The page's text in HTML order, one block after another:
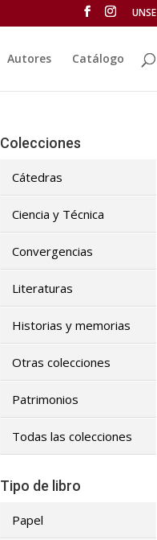
UNSE
Autores Catálogo
Colecciones
Cátedras
Ciencia y Técnica
Convergencias
Literaturas
Historias y memorias
Otras colecciones
Patrimonios
Todas las colecciones
Tipo de libro
Papel